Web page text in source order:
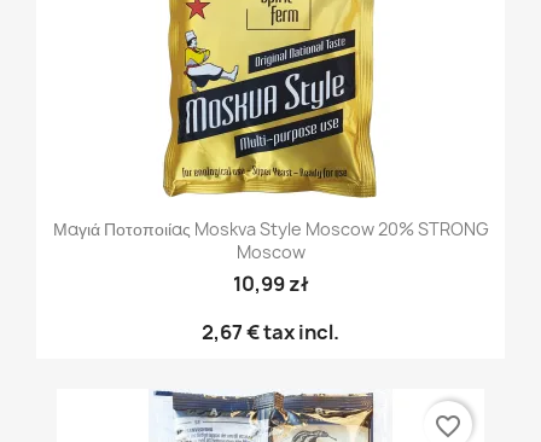
Μαγιά Ποτοποιίας Moskva Style Moscow 20% STRONG
Moscow
10,99 zł
2,67 €tax incl.
favorite_border